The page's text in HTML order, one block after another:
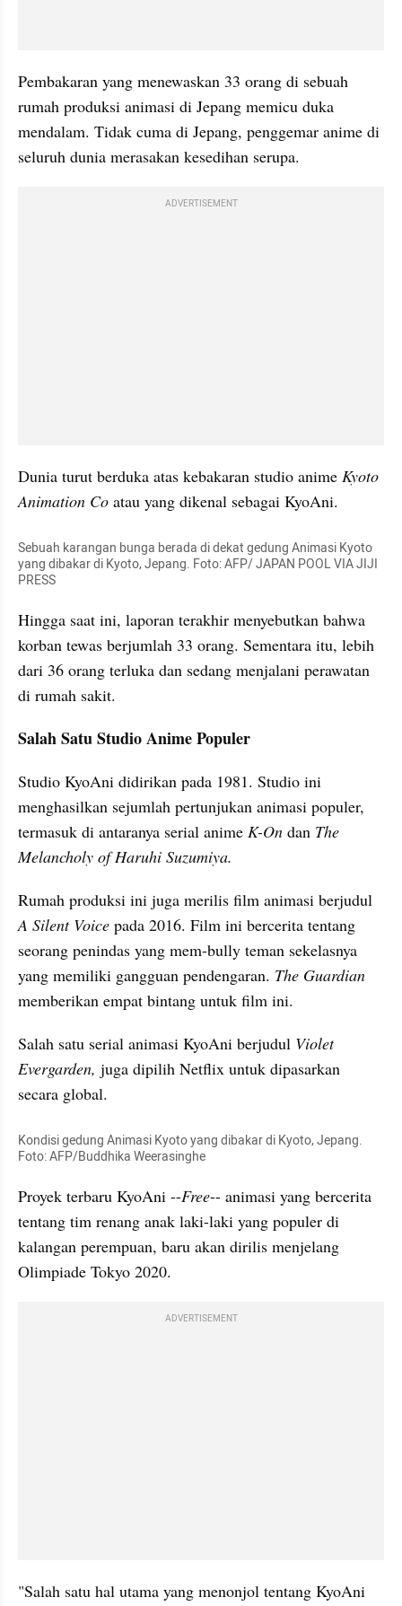
Pembakaran yang menewaskan 33 orang di sebuah
rumah produksi animasi di Jepang memicu duka
mendalam. Tidak cuma di Jepang, penggemar anime di
seluruh dunia merasakan kesedihan serupa.
ADVERTISEMENT
Dunia turut berduka atas kebakaran studio anime Kyoto
Animation Co atau yang dikenal sebagai KyoAni.
Sebuah karangan bunga berada di dekat gedung Animasi Kyoto
yang dibakar di Kyoto, Jepang. Foto: AFP/ JAPAN POOL VIA JIJI
PRESS
Hingga saat ini, laporan terakhir menyebutkan bahwa
korban tewas berjumlah 33 orang. Sementara itu, lebih
dari 36 orang terluka dan sedang menjalani perawatan
di rumah sakit.
Salah Satu Studio Anime Populer
Studio KyoAni didirikan pada 1981. Studio ini
menghasilkan sejumlah pertunjukan animasi populer,
termasuk di antaranya serial anime K-On dan
Melancholy of Haruhi Suzumiya.
A Silent Voice pada 2016. Film ini bercerita tentang
seorang penindas yang mem-bully teman sekelasnya
yang memiliki gangguan pendengaran. The Guardian
memberikan empat bintang untuk film ini.
Salah satu serial animasi KyoAni berjudul
Violet
Evergarden, juga dipilih Netflix untuk dipasarkan
secara global.
Kondisi gedung Animasi Kyoto yang dibakar di Kyoto, Jepang.
Foto: AFP/Buddhika Weerasinghe
Proyek terbaru KyoAni --Free-- animasi yang bercerita
tentang tim renang anak laki-laki yang populer di
kalangan perempuan, baru akan dirilis menjelang
Olimpiade Tokyo 2020.
ADVERTISEMENT
"Salah satu hal utama yang menonjol tentang KyoAni